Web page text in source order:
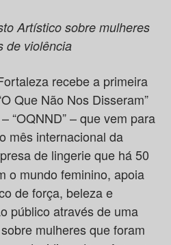
Artístico sobre mulheres
de violência
recebe a primeira
Que Não Nos Disseram”
“OQNND” – que vem para
mês internacional da
de lingerie que há 50
o mundo feminino, apoia
de força, beleza e
público através de uma
mulheres que foram